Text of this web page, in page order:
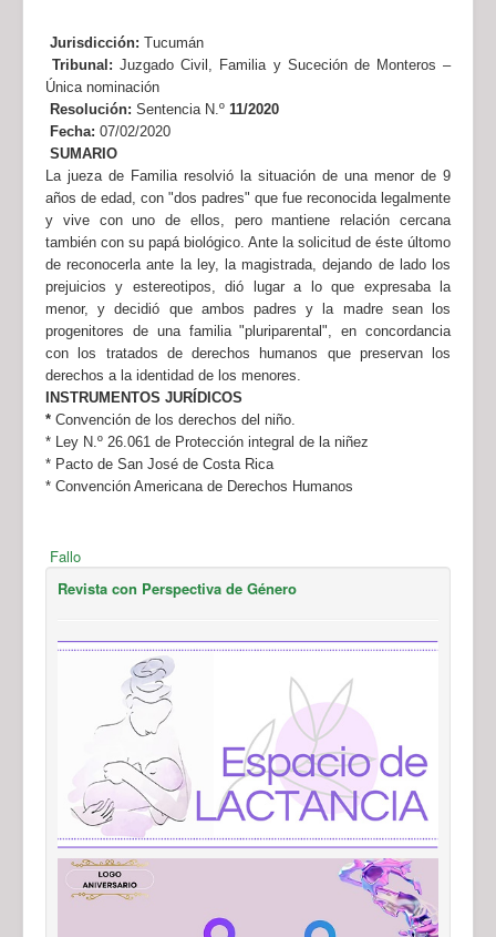
Jurisdicción: Tucumán
Tribunal: Juzgado Civil, Familia y Suceción de Monteros –
Única nominación
Resolución: Sentencia N.º 11/2020
Fecha: 07/02/2020
SUMARIO
La jueza de Familia resolvió la situación de una menor de 9
años de edad, con "dos padres" que fue reconocida legalmente
y vive con uno de ellos, pero mantiene relación cercana
también con su papá biológico. Ante la solicitud de éste últomo
de reconocerla ante la ley, la magistrada, dejando de lado los
prejuicios y estereotipos, dió lugar a lo que expresaba la
menor, y decidió que ambos padres y la madre sean los
progenitores de una familia "pluriparental", en concordancia
con los tratados de derechos humanos que preservan los
derechos a la identidad de los menores.
INSTRUMENTOS JURÍDICOS
* Convención de los derechos del niño.
* Ley N.º 26.061 de Protección integral de la niñez
* Pacto de San José de Costa Rica
* Convención Americana de Derechos Humanos
Fallo
Revista con Perspectiva de Género